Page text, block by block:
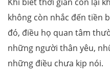
không còn nhắc đến tiền
đó, điều họ quan tâm
những người thân yêu,
những điều chưa kịp nói.